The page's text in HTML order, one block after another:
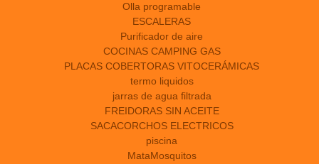
Olla programable
ESCALERAS
Purificador de aire
COCINAS CAMPING GAS
PLACAS COBERTORAS VITOCERÁMICAS
termo liquidos
jarras de agua filtrada
FREIDORAS SIN ACEITE
SACACORCHOS ELECTRICOS
piscina
MataMosquitos